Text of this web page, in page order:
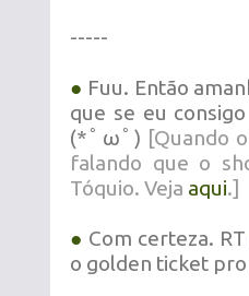
-----
● Fuu. Então
que se eu
(*ﾟωﾟ) [Quando
falando que o
Tóquio. Veja aqui.]
● Com certeza. RT
o golden ticket